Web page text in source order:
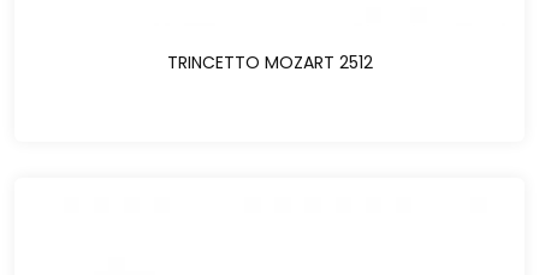
TRINCETTO MOZART 2512